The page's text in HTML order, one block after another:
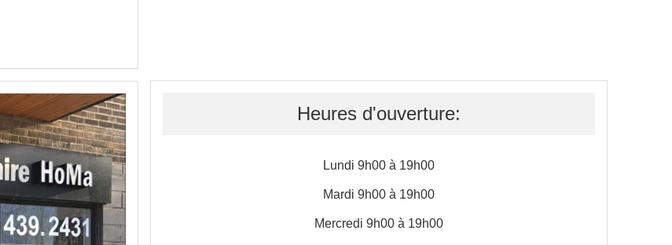
Heures d'ouverture:
Lundi 9h00 à 19h00
Mardi 9h00 à 19h00
Mercredi 9h00 à 19h00